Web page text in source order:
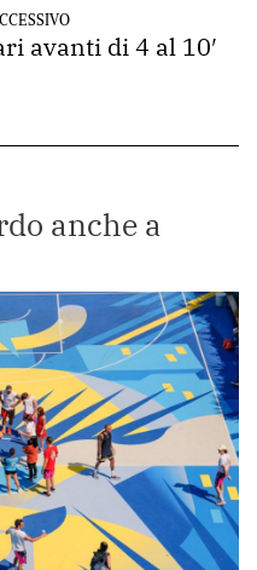
avanti di 4 al 10′
anche a